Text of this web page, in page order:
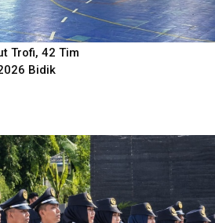
Trofi, 42 Tim
Bidik